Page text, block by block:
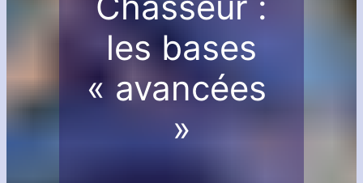
les bases
« avancées
»